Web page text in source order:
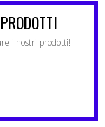
i nostri prodotti!